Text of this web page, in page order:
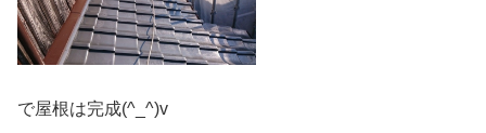
で屋根は完成(^_^)v